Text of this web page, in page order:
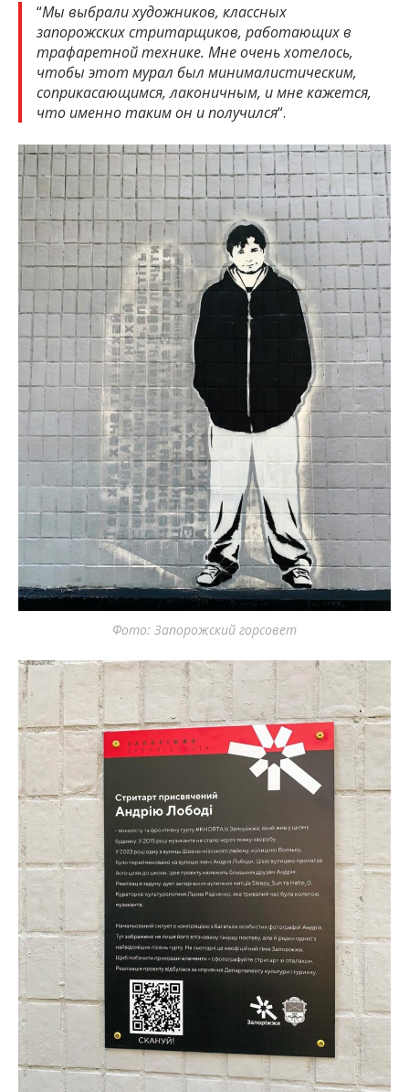
“Мы выбрали художников, классных
запорожских стритарщиков, работающих в
трафаретной технике. Мне очень хотелось,
чтобы этот мурал был минималистическим,
соприкасающимся, лаконичным, и мне кажется,
что именно таким он и получился“.
Фото: Запорожский горсовет